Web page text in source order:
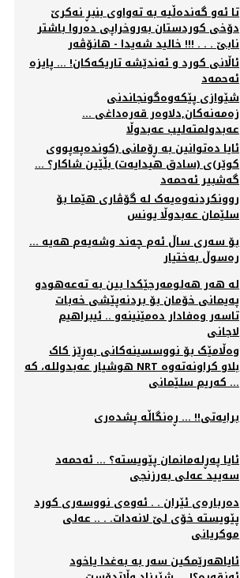
تا ئەو گەندەڵیە بە تەواوی بنبڕ نەکرێ
دۆخی كوردستان به‌روخراپی ده‌روا باشتر
نابێ . . . !!! خالید شه‌یدا - هانۆڤه‌ر
ئاڵانی کورد و ئەندێشە تاریکەکان! ... پایزە
ئەحمەد
شێوازی پێکەوەگونجاندنی
زەمەنەكان,دلاوەر قەرەداغی ...
عەبدولمتەلیب عەبدوڵا
ئایا دەتوانین بە ڕۆمانی (کوندەپەپووی
کوێر)ی (سادق هیدایەت) بڵێین شاکار؟ ...
گەشبیر ئەحمەد
روونکردنەوەیەک لە گۆڤارى هێما بۆ
سلێمان عەبدوڵا یونس
بۆ سه‌ری ساڵ ئه‌م چه‌ند وشه‌یه‌م هه‌یه‌ ...
ره‌سوڵ به‌ختیار
لە هەر هەلومەرجێکدا بین بە تەعەهودو
پەیمانی خۆمان بۆ بردنەپێشی خەبات
تاسەر وەفادار دەمێنینەو .. ئیبراهیم
لاجانی
وەڵامێک بۆ نووسسینەکانی بەڕێز کاک
هوشیار عەبدوللە، کە NRT بلاو کراونەتەوە
... کەریم سلێمانی
برایەتی!! ... ڕەنگاڵە پشدەری
ئایا په‌ڕله‌مانمان پێویسته‌؟ ... ئه‌حمه‌د
سه‌یید عه‌لی به‌رزنجی
دەربارەی ئێران . . ئەوەی نووسەری كورد
پێويستە خۆی لێ لانەدات. . .. عەلی
موكريانی
ئایاهەرێمکین سەر بە بەغدا یاخود